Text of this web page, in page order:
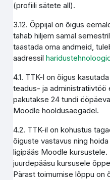
(profiili sätete all).
3.12. Õppijal on õigus
tahab hiljem samal
taastada oma andmeid,
aadressil
4.1. TTK-l on õigus
teadus- ja administratiivtöö
pakutakse 24 tundi
Moodle hooldusaegadel.
4.2. TTK-il on kohustus
õiguste vastavus ning
ligipääs Moodle
juurdepääsu kursusele
Pärast toimumise lõppu on